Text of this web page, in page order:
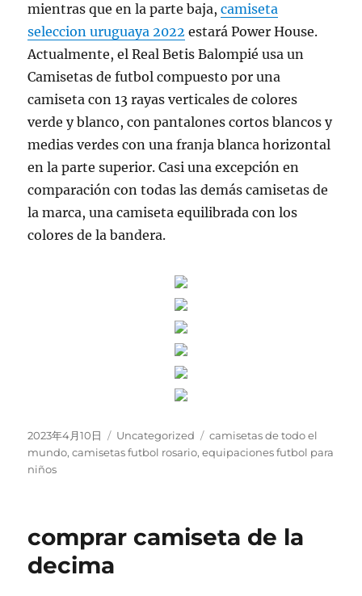
mientras que en la parte baja,camiseta
seleccion uruguaya 2022 estará Power House.
Actualmente, el Real Betis Balompié usa un
Camisetas de futbol compuesto por una
camiseta con 13 rayas verticales de colores
verde y blanco, con pantalones cortos blancos y
medias verdes con una franja blanca horizontal
en la parte superior. Casi una excepción en
comparación con todas las demás camisetas de
la marca, una camiseta equilibrada con los
colores de la bandera.
Publicado
el
2023年4月10日 Categorías
Uncategorized Etiquetas
camisetas de todo el
mundo,camisetas futbol rosario,equipaciones futbol para
niños
comprar camiseta de la
decima